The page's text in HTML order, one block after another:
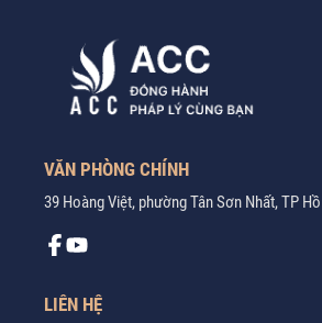
VĂN PHÒNG CHÍNH
39 Hoàng Việt, phường Tân Sơn Nhất, TP
LIÊN HỆ